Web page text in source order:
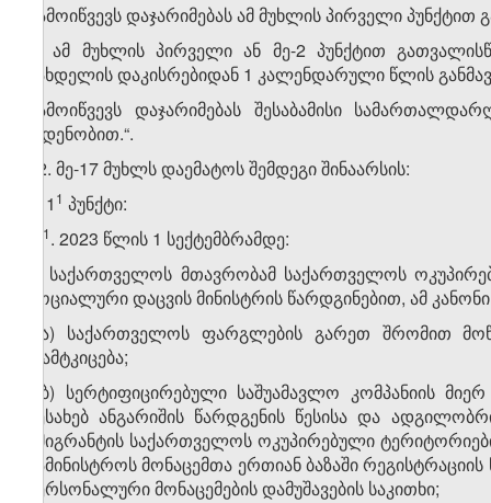
გამოიწვევს დაჯარიმებას ამ მუხლის პირველი
3. ამ მუხლის პირველი ან მე-2 პუნქტით
სახდელის დაკისრებიდან 1 კალენდარული წლის
გამოიწვევს დაჯარიმებას შესაბამისი
ოდენობით.“.
12. მე-17 მუხლს დაემატოს შემდეგი შინაარსის:
ა) 1 ​1 პუნქტი:
​1. 2023 წლის 1 სექტემბრამდე:
ა) საქართველოს მთავრობამ საქართველოს
სოციალური დაცვის მინისტრის წარდგინებით, ამ
ა.ა) საქართველოს ფარგლების გარეთ შრომით
დამტკიცება;
ა.ბ) სერტიფიცირებული საშუამავლო კომპანიის
შესახებ ანგარიშის წარდგენის წესისა და
იმიგრანტის საქართველოს ოკუპირებული
სამინისტროს მონაცემთა ერთიან ბაზაში
პერსონალური მონაცემების დამუშავების საკითხი;